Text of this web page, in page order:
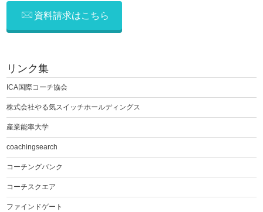
資料請求はこちら
リンク集
ICA国際コーチ協会
株式会社やる気スイッチホールディングス
産業能率大学
coachingsearch
コーチングバンク
コーチスクエア
ファインドゲート